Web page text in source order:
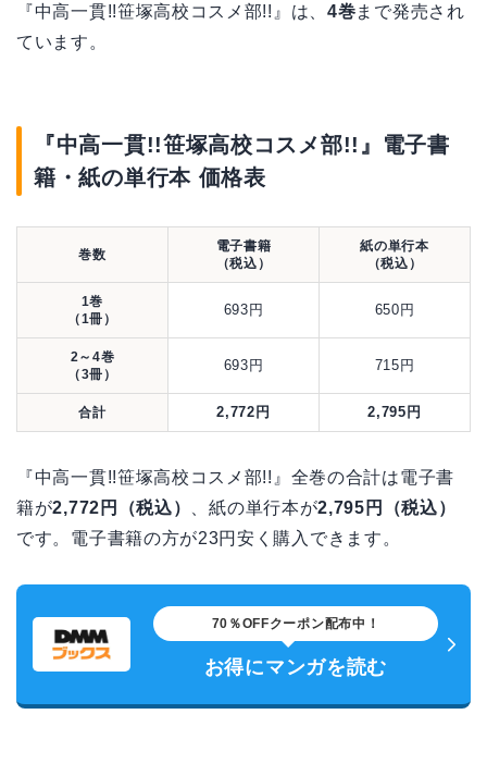
『中高一貫!!笹塚高校コスメ部!!』は、 4巻まで発売され
ています。
『中高一貫!!笹塚高校コスメ部!!』電子書
籍・紙の単行本 価格表
巻数
電子書籍
（税込）
紙の単行本
（税込）
1巻
（1冊）
693円 650円
2～4巻
（3冊）
693円 715円
合計 2,772円 2,795円
『中高一貫!!笹塚高校コスメ部!!』全巻の合計は電子書
籍が2,772円（税込） 、紙の単行本が2,795円（税込）
です。電子書籍の方が23円安く購入できます。
70％OFFクーポン配布中！
お得にマンガを読む